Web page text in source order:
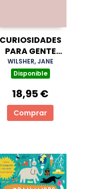
CURIOSIDADES
PARA GENTE
CURIOSA
WILSHER, JANE
Disponible
18,95 €
Comprar